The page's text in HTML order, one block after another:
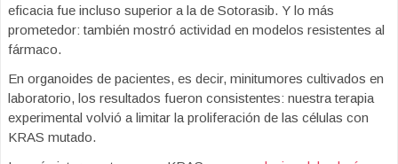
eficacia fue incluso superior a la de Sotorasib. Y lo más
prometedor: también mostró actividad en modelos resistentes al
fármaco.
En organoides de pacientes, es decir, minitumores cultivados en
laboratorio, los resultados fueron consistentes: nuestra terapia
experimental volvió a limitar la proliferación de las células con
KRAS mutado.